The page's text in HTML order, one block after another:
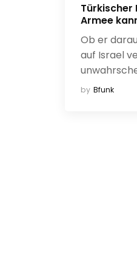
Türkischer
Armee
Stunden
Ob er
auf Israel
by Bfunk